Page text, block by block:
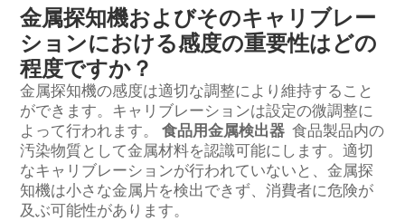
金属探知機およびそのキャリブレー
ションにおける感度の重要性はどの
程度ですか？
金属探知機の感度は適切な調整により維持すること
ができます。キャリブレーションは設定の微調整に
よって行われます。 食品用金属検出器 食品製品内の
汚染物質として金属材料を認識可能にします。適切
なキャリブレーションが行われていないと、金属探
知機は小さな金属片を検出できず、消費者に危険が
及ぶ可能性があります。